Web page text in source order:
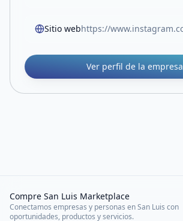
Sitio web
Ver perfil de la empresa
Compre San Luis Marketplace
Conectamos empresas y personas en San Luis con
oportunidades, productos y servicios.